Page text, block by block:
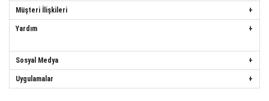
Müşteri İlişkileri
Yardım
Sosyal Medya
Uygulamalar